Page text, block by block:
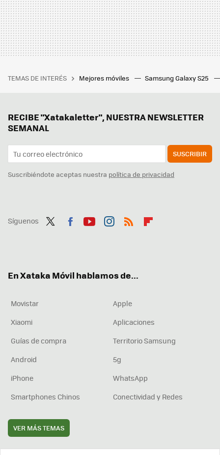
TEMAS DE INTERÉS Mejores móviles Samsung Galaxy S25
RECIBE "Xatakaletter", NUESTRA NEWSLETTER
SEMANAL
SUSCRIBIR
Suscribiéndote aceptas nuestra política de privacidad
Síguenos
En Xataka Móvil hablamos de...
Movistar
Apple
Xiaomi
Aplicaciones
Guías de compra
Territorio Samsung
Android
5g
iPhone
WhatsApp
Smartphones Chinos
Conectividad y Redes
VER MÁS TEMAS